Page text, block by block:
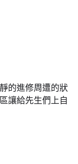
的進修周遭的狀
讓給先生們上自